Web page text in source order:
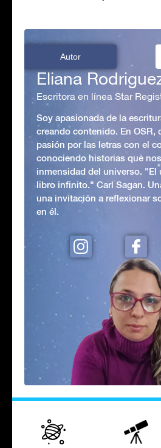
Autor
Eliana
Escritora en línea Star
Soy apasionada de la
creando contenido. En OSR,
pasión por las letras con el
conociendo historias que
inmensidad del universo. "El
libro infinito." Carl Sagan.
una invitación a reflexionar
en él.